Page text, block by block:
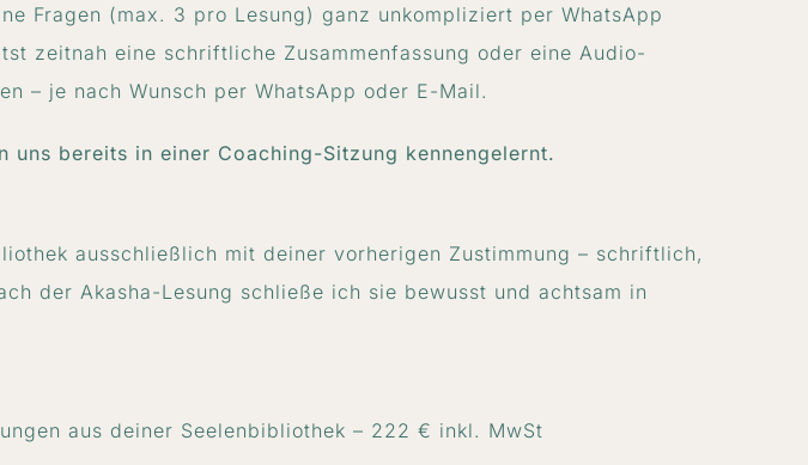
Fragen (max. 3 pro Lesung) ganz unkompliziert per WhatsApp
zeitnah eine schriftliche Zusammenfassung oder eine Audio-
– je nach Wunsch per WhatsApp oder E-Mail.
uns bereits in einer Coaching-Sitzung kennengelernt.
ausschließlich mit deiner vorherigen Zustimmung – schriftlich,
der Akasha-Lesung schließe ich sie bewusst und achtsam in
aus deiner Seelenbibliothek – 222 € inkl. MwSt